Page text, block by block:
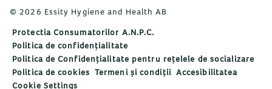
© 2026 Essity Hygiene and Health AB
Protectia Consumatorilor A.N.P.C.
Politica de confidențialitate
Politica de Confidențialitate pentru rețelele de socializare
Politica de cookies Termeni și condiții Accesibilitatea
Cookie Settings